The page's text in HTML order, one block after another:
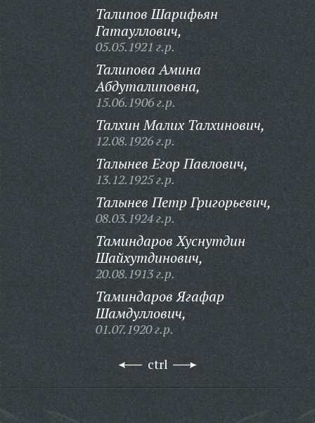
Талипов Шарифьян
Гатауллович,
05.05.1921 г.р.
Талипова Амина
Абдуталиповна,
15.06.1906 г.р.
Талхин Малих Талхинович,
12.08.1926 г.р.
Талынев Егор Павлович,
13.12.1925 г.р.
Талынев Петр Григорьевич,
08.03.1924 г.р.
Таминдаров Хуснутдин
Шайхутдинович,
20.08.1913 г.р.
Таминдаров Ягафар
Шамдуллович,
01.07.1920 г.р.
ctrl